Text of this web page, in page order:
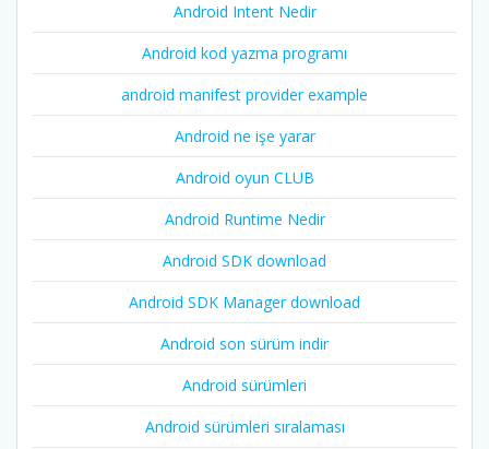
Android Intent Nedir
Android kod yazma programı
android manifest provider example
Android ne işe yarar
Android oyun CLUB
Android Runtime Nedir
Android SDK download
Android SDK Manager download
Android son sürüm indir
Android sürümleri
Android sürümleri sıralaması